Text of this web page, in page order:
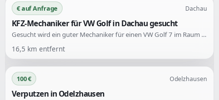
€ auf Anfrage Dachau
KFZ-Mechaniker für VW Golf in Dachau gesucht
Gesucht wird ein guter Mechaniker für einen VW Golf 7 im Raum Dachau/München. Unterstützung wird für die Instandhaltung benötigt.
16,5 km entfernt
100 € Odelzhausen
Verputzen in Odelzhausen